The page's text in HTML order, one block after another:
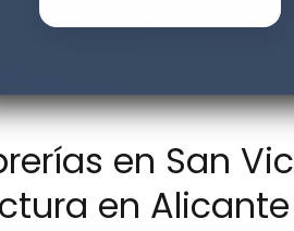
en San
en Alicante